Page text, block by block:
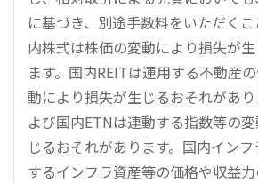
に基づき、別途手数料をいただく
内株式は株価の変動により損失が
ます。国内REITは運用する不動産
動により損失が生じるおそれがあ
よび国内ETNは連動する指数等の
じるおそれがあります。国内イン
するインフラ資産等の価格や収益